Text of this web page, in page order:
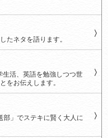
たネタを語ります。
生活、英語を勉強しつつ世
をお伝えします。
部」でステキに賢く大人に